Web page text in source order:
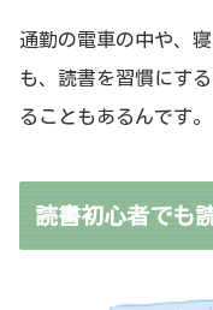
通勤の電車の中や、
も、読書を習慣にす
ることもあるんです。
読書初心者でも